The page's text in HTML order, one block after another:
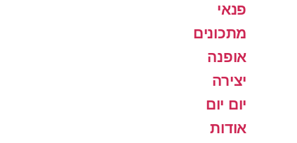
פנאי
מתכונים
אופנה
יצירה
יום יום
אודות